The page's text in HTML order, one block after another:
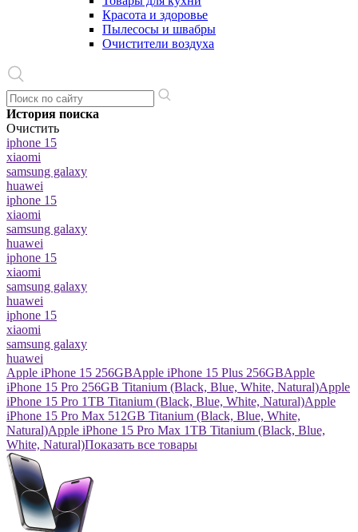
Красота и здоровье
Пылесосы и швабры
Очистители воздуха
История поиска
Очистить
iphone 15
xiaomi
samsung galaxy
huawei
iphone 15
xiaomi
samsung galaxy
huawei
iphone 15
xiaomi
samsung galaxy
huawei
iphone 15
xiaomi
samsung galaxy
huawei
Apple iPhone 15 256GBApple iPhone 15 Plus 256GBApple
iPhone 15 Pro 256GB Titanium (Black, Blue, White, Natural)Apple
iPhone 15 Pro 1TB Titanium (Black, Blue, White, Natural)Apple
iPhone 15 Pro Max 512GB Titanium (Black, Blue, White,
Natural)Apple iPhone 15 Pro Max 1TB Titanium (Black, Blue,
White, Natural)Показать все товары